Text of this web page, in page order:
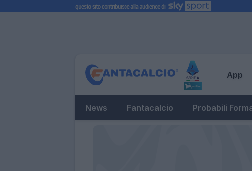
App
News Fantacalcio Probabili